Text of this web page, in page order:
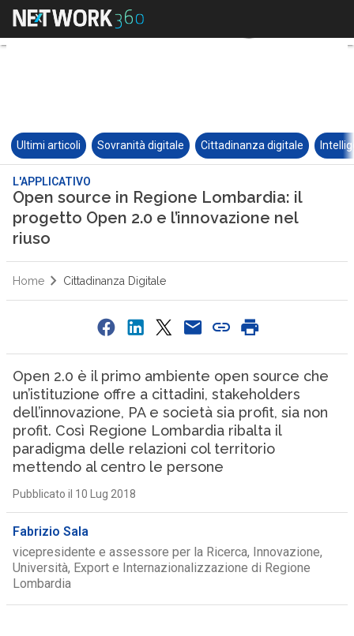
Ultimi articoli Sovranità digitale Cittadinanza digitale
L'APPLICATIVO
Open source in Regione Lombardia: il
progetto Open 2.0 e l’innovazione nel
riuso
Home Cittadinanza Digitale
Open 2.0 è il primo ambiente open source che
un’istituzione offre a cittadini, stakeholders
dell’innovazione, PA e società sia profit, sia non
profit. Così Regione Lombardia ribalta il
paradigma delle relazioni col territorio
mettendo al centro le persone
Pubblicato il 10 Lug 2018
Fabrizio Sala
vicepresidente e assessore per la Ricerca, Innovazione,
Università, Export e Internazionalizzazione di Regione
Lombardia